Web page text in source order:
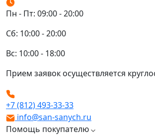
Пн - Пт: 09:00 - 20:00
Сб: 10:00 - 20:00
Вс: 10:00 - 18:00
Прием заявок осуществляется
+7 (812) 493-33-33
info@san-sanych.ru
Помощь покупателю